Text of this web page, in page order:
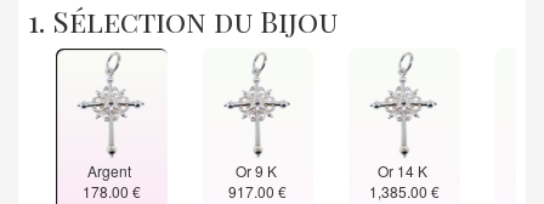
1. Sélection du Bijou
Argent
178.00 €
Or 9 K
917.00 €
Or 14 K
1,385.00 €